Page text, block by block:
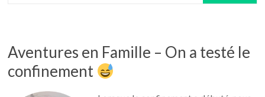
Aventures en Famille – On a testé le
confinement